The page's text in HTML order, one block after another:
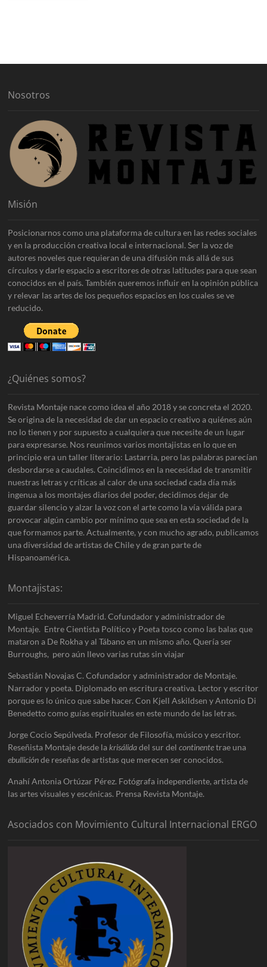
Nosotros
Misión
Posicionarnos como una plataforma de cultura en las redes sociales
y en la producción creativa local e internacional. Ser la voz de
autores noveles que requieran de una difusión más allá de sus
círculos y darle espacio a escritores de otras latitudes para que sean
conocidos en el país. También queremos influir en la opinión pública
y relevar las artes de los pequeños espacios en los cuales se ve
reducido.
¿Quiénes somos?
Revista Montaje nace como idea el año 2018 y se concreta el 2020.
Se origina de la necesidad de dar un espacio creativo a quiénes aún
no lo tienen y por supuesto a cualquiera que necesite de un lugar
para expresarse. Nos reunimos varios montajistas en lo que en
principio era un taller literario: Lastarria, pero las palabras parecían
desbordarse a caudales. Coincidimos en la necesidad de transmitir
nuestras letras y críticas al calor de una sociedad cada día más
ingenua a los montajes diarios del poder, decidimos dejar de
guardar silencio y alzar la voz con el arte como la vía válida para
provocar algún cambio por mínimo que sea en esta sociedad de la
que formamos parte. Actualmente, y con mucho agrado, publicamos
una diversidad de artistas de Chile y de gran parte de
Hispanoamérica.
Montajistas:
Miguel Echeverría Madrid. Cofundador y administrador de
Montaje. Entre Cientista Político y Poeta tosco como las balas que
mataron a De Rokha y al Tábano en un mismo año. Quería ser
Burroughs, pero aún llevo varias rutas sin viajar
Sebastián Novajas C. Cofundador y administrador de Montaje.
Narrador y poeta. Diplomado en escritura creativa. Lector y escritor
porque es lo único que sabe hacer. Con Kjell Askildsen y Antonio Di
Benedetto como guías espirituales en este mundo de las letras.
Jorge Cocio Sepúlveda. Profesor de Filosofía, músico y escritor.
Reseñista Montaje desde lakrisálidadel sur delcontinentetrae una
ebulliciónde reseñas de artistas que merecen ser conocidos.
Anahí Antonia Ortúzar Pérez. Fotógrafa independiente, artista de
las artes visuales y escénicas. Prensa Revista Montaje.
Asociados con Movimiento Cultural Internacional ERGO